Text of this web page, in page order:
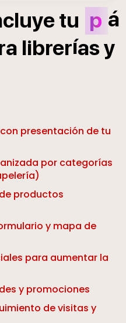
tu p á
libreríasy
presentación de tu
por categorías
productos
y mapa de
para aumentar la
y promociones
de visitas y